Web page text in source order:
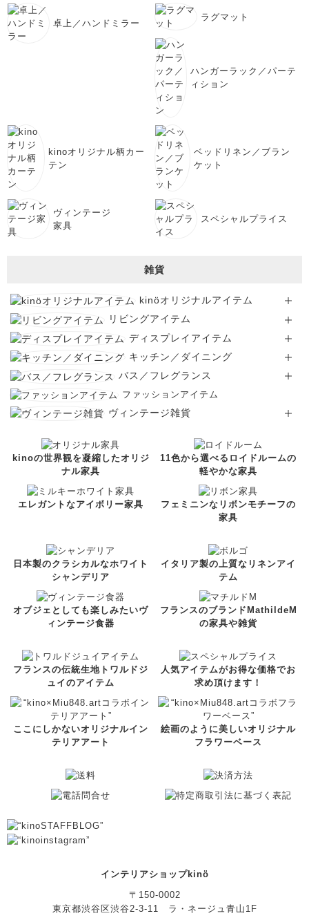
卓上／ハンドミラー
ラグマット
ハンガーラック／パーテ
ィション
kinoオリジナル柄カー
テン
ベッドリネン／ブラン
ケット
ヴィンテージ
家具
スペシャルプライス
雑貨
kinöオリジナルアイテム
リビングアイテム
ディスプレイアイテム
キッチン／ダイニング
バス／フレグランス
ファッションアイテム
ヴィンテージ雑貨
kinoの世界観を凝縮したオリジ
ナル家具
11色から選べるロイドルームの
軽やかな家具
エレガントなアイボリー家具
フェミニンなリボンモチーフの
家具
日本製のクラシカルなホワイト
シャンデリア
イタリア製の上質なリネンアイ
テム
オブジェとしても楽しみたいヴ
ィンテージ食器
フランスのブランドMathildeM
の家具や雑貨
フランスの伝統生地トワルドジ
ュイのアイテム
人気アイテムがお得な価格でお
求め頂けます！
ここにしかないオリジナルイン
テリアアート
絵画のように美しいオリジナル
フラワーベース
インテリアショップkinö
〒150-0002
東京都渋谷区渋谷2-3-11 ラ・ネージュ青山1F